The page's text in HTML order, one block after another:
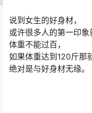
说到女生的好身材，
或许很多人的第一印象
体重不能过百，
如果体重达到120斤那
绝对是与好身材无缘。